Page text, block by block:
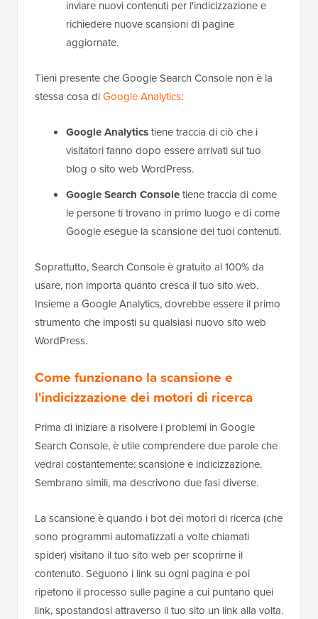
inviare nuovi contenuti per l'indicizzazione e
richiedere nuove scansioni di pagine
aggiornate.
Tieni presente che Google Search Console non è la
stessa cosa diGoogle Analytics:
Google Analyticstiene traccia di ciò che i
visitatori fanno dopo essere arrivati sul tuo
blog o sito web WordPress.
Google Search Consoletiene traccia di come
le persone ti trovano in primo luogo e di come
Google esegue la scansione dei tuoi contenuti.
Soprattutto, Search Console è gratuito al 100% da
usare, non importa quanto cresca il tuo sito web.
Insieme a Google Analytics, dovrebbe essere il primo
strumento che imposti su qualsiasi nuovo sito web
WordPress.
Come funzionano la scansione e
l'indicizzazione dei motori di ricerca
Prima di iniziare a risolvere i problemi in Google
Search Console, è utile comprendere due parole che
vedrai costantemente: scansione e indicizzazione.
Sembrano simili, ma descrivono due fasi diverse.
La scansione è quando i bot dei motori di ricerca (che
sono programmi automatizzati a volte chiamati
spider) visitano il tuo sito web per scoprirne il
contenuto. Seguono i link su ogni pagina e poi
ripetono il processo sulle pagine a cui puntano quei
link, spostandosi attraverso il tuo sito un link alla volta.